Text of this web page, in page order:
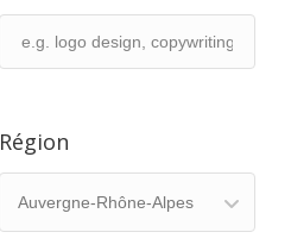
Région
Auvergne-Rhône-Alpes